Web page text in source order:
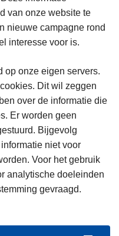
van onze website te
nieuwe campagne rond
interesse voor is.
op onze eigen servers.
Dit wil zeggen
over de informatie die
Er worden geen
Bijgevolg
niet voor
Voor het gebruik
analytische doeleinden
gevraagd.